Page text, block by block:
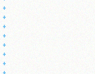
+
+
+
+
+
+
+